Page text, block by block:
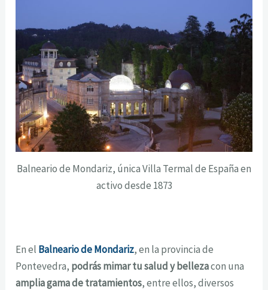
Balneario de Mondariz, única Villa Termal de España en
activo desde 1873
En el Balneario de Mondariz, en la provincia de
Pontevedra, podrás mimar tu salud y bellezacon una
amplia gama de tratamientos, entre ellos, diversos